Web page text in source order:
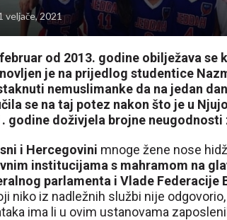
veljače, 2021
od 2013. godine obilježava se
je na prijedlog studentice
nemuslimanke da na jedan
se na taj potez nakon što je u
godine doživjela brojne
i Hercegovini mnoge žene nose
institucijama s mahramom na
parlamenta i Vlade Federacije
niko iz nadležnih službi nije
ima li u ovim ustanovama